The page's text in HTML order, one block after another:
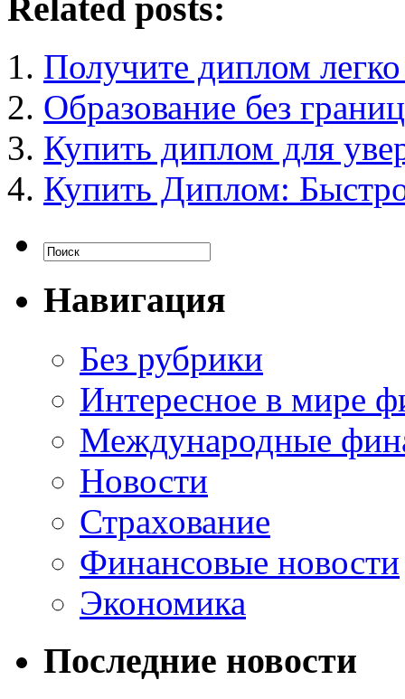
Related posts:
Получите диплом
Образование без
Купить диплом для
Купить Диплом:
Навигация
Без рубрики
Интересное в мире
Международные
Новости
Страхование
Финансовые новости
Экономика
Последние новости